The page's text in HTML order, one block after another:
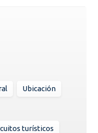
Ubicación
turísticos